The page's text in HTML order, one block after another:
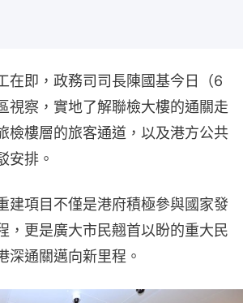
在即，政務司司長陳國基今日（6
視察，實地了解聯檢大樓的通關走
檢樓層的旅客通道，以及港方公共
安排。
建項目不僅是港府積極參與國家發
，更是廣大市民翹首以盼的重大民
深通關邁向新里程。